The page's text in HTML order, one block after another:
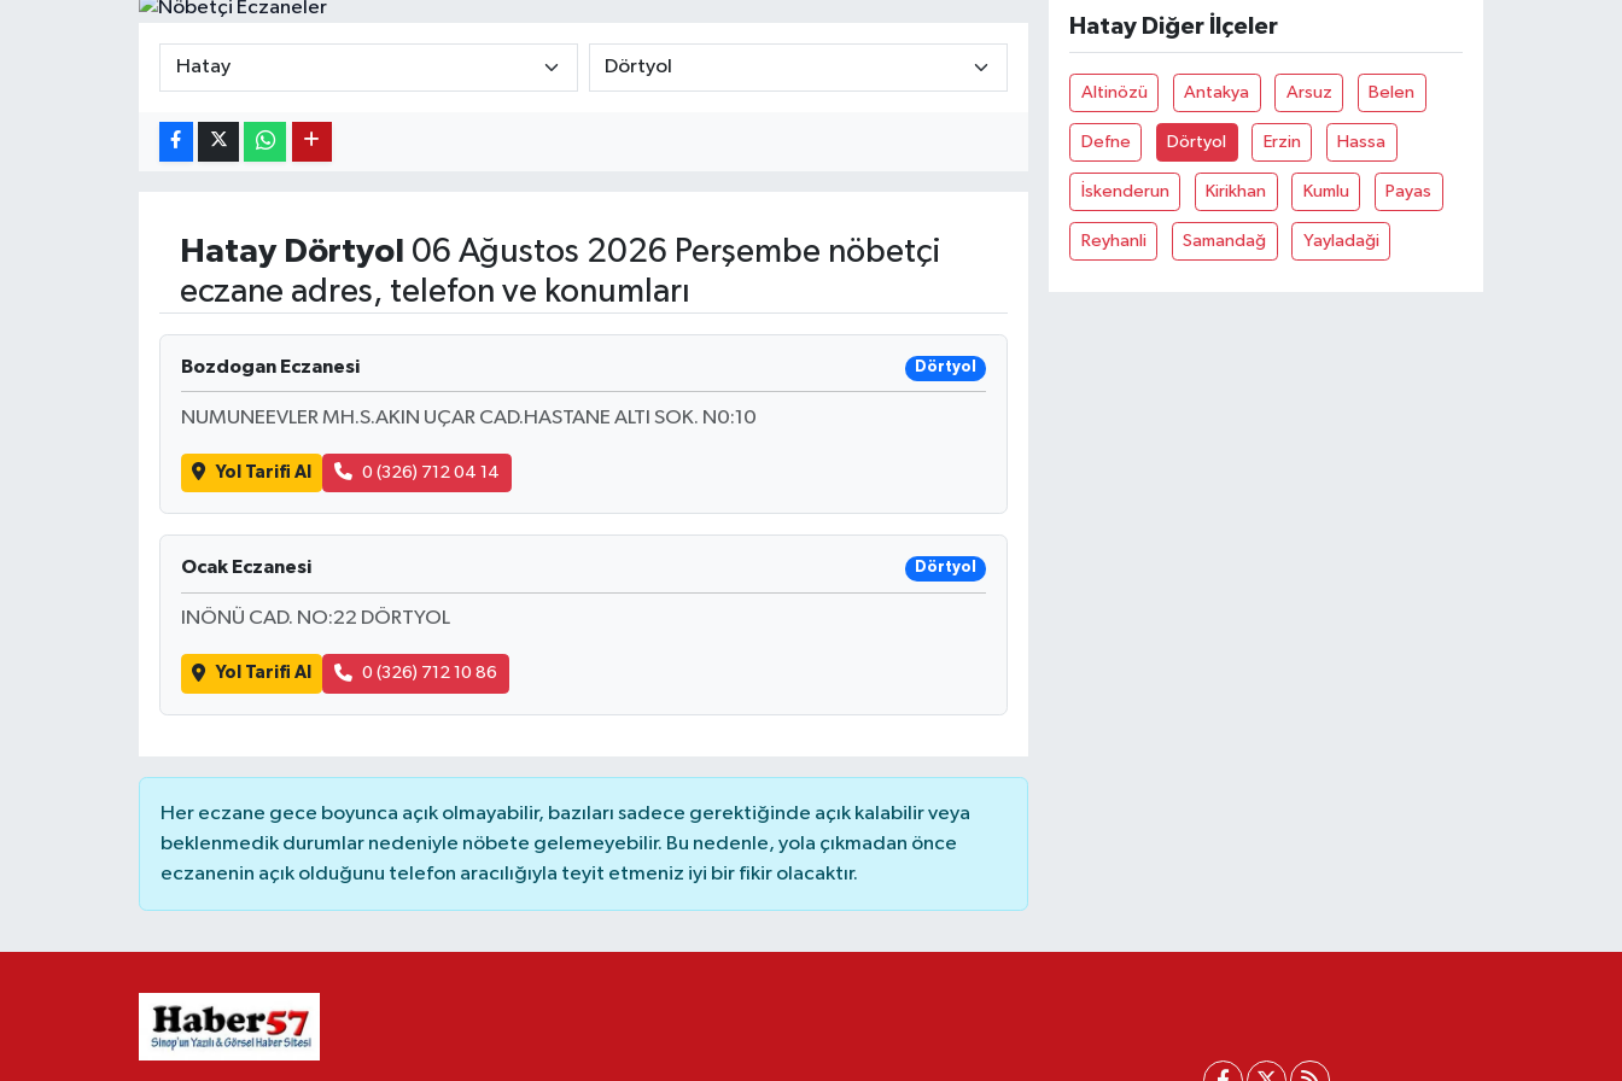
Hatay Dörtyol 06 Ağustos 2026 Perşembe nöbetçi
eczane adres, telefon ve konumları
Bozdogan Eczanesi Dörtyol
NUMUNEEVLER MH.S.AKIN UÇAR CAD.HASTANE ALTI SOK. N0:10
Yol Tarifi Al 0 (326) 712 04 14
Ocak Eczanesi Dörtyol
INÖNÜ CAD. NO:22 DÖRTYOL
Yol Tarifi Al 0 (326) 712 10 86
Her eczane gece boyunca açık olmayabilir, bazıları sadece gerektiğinde açık kalabilir veya
beklenmedik durumlar nedeniyle nöbete gelemeyebilir. Bu nedenle, yola çıkmadan önce
eczanenin açık olduğunu telefon aracılığıyla teyit etmeniz iyi bir fikir olacaktır.
Hatay Diğer İlçeler
Altinözü Antakya Arsuz Belen
Defne Dörtyol Erzin Hassa
İskenderun Kirikhan Kumlu Payas
Reyhanli Samandağ Yayladaği